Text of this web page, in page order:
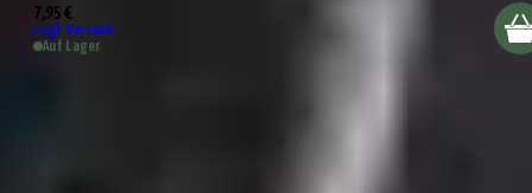
7,95 €
zzgl. Versand
Auf Lager